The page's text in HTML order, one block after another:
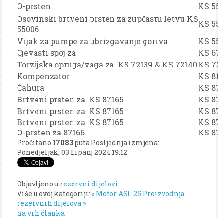
O-prsten
KS
Osovinski brtveni prsten za zupčastu letvu KS
55006
KS
Vijak za pumpe za ubrizgavanje goriva
KS
Cjevasti spoj za
KS
Torzijska opruga/vaga za KS 72139 & KS 72140KS
Kompenzator
KS
Čahura
KS
Brtveni prsten za KS 87165
KS
Brtveni prsten za KS 87165
KS
Brtveni prsten za KS 87165
KS
O-prsten za 87166
KS
Pročitano 17083 puta Posljednja izmjena:
Ponedjeljak, 03 Lipanj 2024 19:12
Objavljeno u rezervni dijelovi
Više u ovoj kategoriji: « Motor ASL 25 Proizvodnja
rezervnih dijelova »
na vrh članka